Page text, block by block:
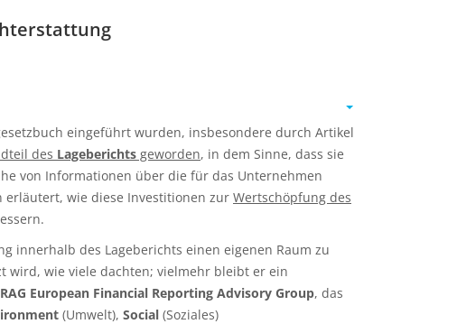
eingeführt wurden, insbesondere durch Artikel
des Lageberichts geworden, in dem Sinne, dass sie
von Informationen über die für das Unternehmen
wie diese Investitionen zur Wertschöpfung des
innerhalb des Lageberichts einen eigenen Raum zu
wird, wie viele dachten; vielmehr bleibt er ein
European Financial Reporting Advisory Group, das
(Umwelt), Social (Soziales)